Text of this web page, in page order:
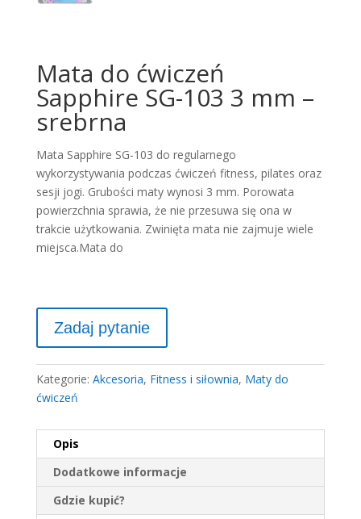
Mata do ćwiczeń
Sapphire SG-103 3 mm –
srebrna
Mata Sapphire SG-103 do regularnego
wykorzystywania podczas ćwiczeń fitness, pilates oraz
sesji jogi. Grubości maty wynosi 3 mm. Porowata
powierzchnia sprawia, że nie przesuwa się ona w
trakcie użytkowania. Zwinięta mata nie zajmuje wiele
miejsca.Mata do
Kategorie: Akcesoria, Fitness i siłownia, Maty do
ćwiczeń
Opis
Dodatkowe informacje
Gdzie kupić?